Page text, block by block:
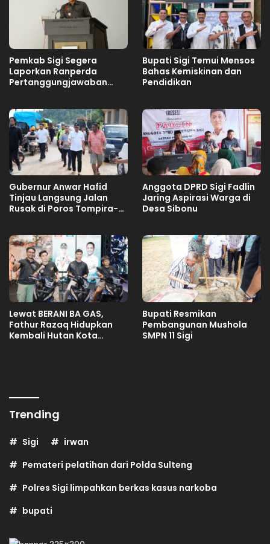
Pemkab Sigi Segera
Laporkan Ranperda
Pertanggungjawaban
Bupati Sigi Temui Mensos
Bahas Kemiskinan dan
Pendidikan
Gubernur Anwar Hafid
Tinjau Langsung Jalan
Rusak di Poros Tompira-
Anggota DPRD Sigi Fadlin
Jaring Aspirasi Warga di
Desa Sibonu
Lewat BERANI BA GAS,
Fathur Razaq Hidupkan
Kembali Hutan Kota
Bupati Resmikan
Pembangunan Mushola
SMPN 11 Sigi
Trending
Sigi
irwan
Pemateri pelatihan dari Polda Sulteng
Polres Sigi limpahkan berkas kasus narkoba
bupati